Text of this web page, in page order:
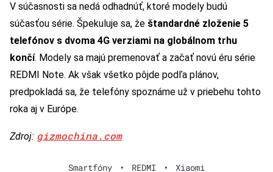
V súčasnosti sa nedá odhadnúť, ktoré modely budú
súčasťou série. Špekuluje sa, že štandardné zloženie 5
telefónov s dvoma 4G verziami na globálnom trhu
končí. Modely sa majú premenovať a začať novú éru série
REDMI Note. Ak však všetko pôjde podľa plánov,
predpokladá sa, že telefóny spoznáme už v priebehu tohto
roka aj v Európe.
Zdroj: gizmochina.com
Smartfóny • REDMI • Xiaomi